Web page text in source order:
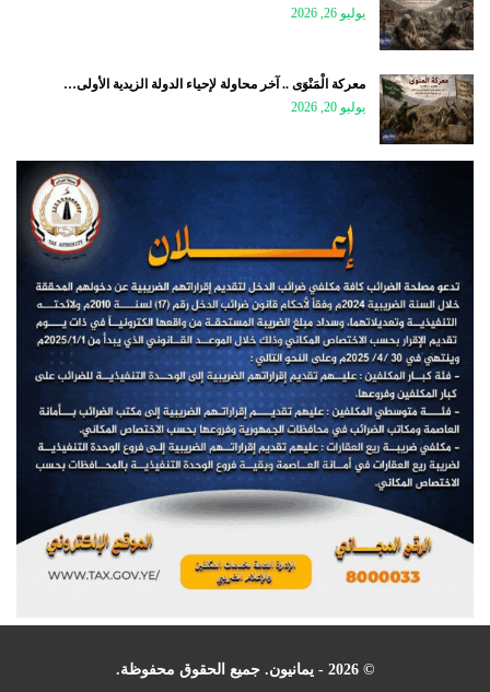
يوليو 26, 2026
معركة الْمَنْوَى .. آخر محاولة لإحياء الدولة الزيدية الأولى…
يوليو 20, 2026
© 2026 - يمانيون. جميع الحقوق محفوظة.